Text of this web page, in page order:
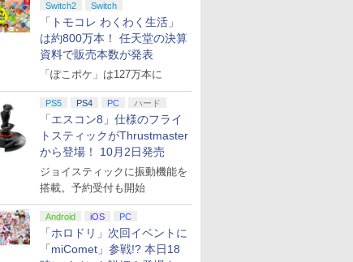
Switch2 Switch
「トモコレ わくわく生活」
は約800万本！ 任天堂の決算
資料で販売本数が発表
「ぽこポケ」は127万本に
PS5 PS4 PC ハード
「エスコン8」仕様のフライ
トスティックがThrustmaster
から登場！ 10月2日発売
ジョイスティックに振動機能を
搭載。予約受付も開始
Android iOS PC
「ホロドリ」次回イベントに
「miComet」参戦!? 本日18